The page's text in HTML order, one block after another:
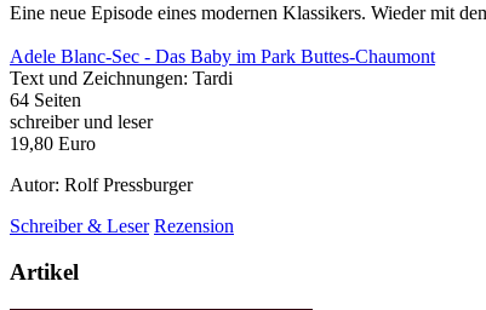
Eine neue Episode eines modernen Klassikers. Wieder mit
Adele Blanc-Sec - Das Baby im Park Buttes-Chaumont
Text und Zeichnungen: Tardi
64 Seiten
schreiber und leser
19,80 Euro
Autor: Rolf Pressburger
Schreiber & Leser Rezension
Artikel